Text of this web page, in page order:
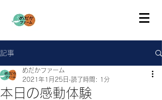
記事
本日の感動体験
めだかファーム
2021年1月25日 読了時間: 1分